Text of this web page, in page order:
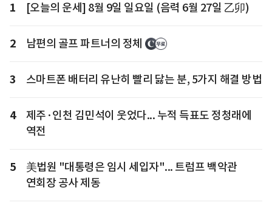
1 [오늘의 운세] 8월 9일 일요일 (음력 6월 27일 乙卯)
2 남편의 골프 파트너의 정체
3 스마트폰 배터리 유난히 빨리 닳는 분, 5가지 해결 방법
4
제주·인천 김민석이 웃었다... 누적 득표도 정청래에
역전
5
美법원 "대통령은 임시 세입자"... 트럼프 백악관
연회장 공사 제동